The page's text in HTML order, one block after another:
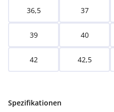
36,5 37
39 40
42 42,5
Spezifikationen